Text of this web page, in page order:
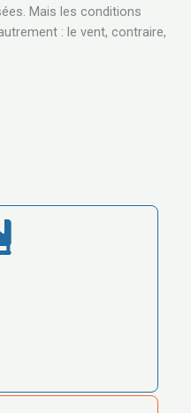
Mais les conditions
: le vent, contraire,